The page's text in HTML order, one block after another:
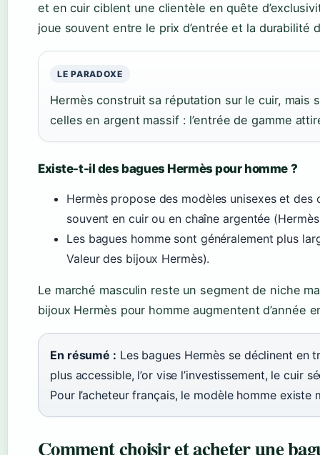
et en cuir ciblent une clientèle en quête
joue souvent entre le prix d’entrée et la durabilité
LE PARADOXE
Hermès construit sa réputation sur le cuir, mais
celles en argent massif : l’entrée de gamme
Existe-t-il des bagues Hermès pour homme ?
Hermès propose des modèles unisexes et
souvent en cuir ou en chaîne argentée
Les bagues homme sont généralement plus
Valeur des bijoux Hermès).
Le marché masculin reste un segment de niche
bijoux Hermès pour homme augmentent d’année
En résumé : Les bagues Hermès se déclinent en
plus accessible, l’or vise l’investissement, le cuir
Pour l’acheteur français, le modèle homme existe
Comment choisir et acheter une